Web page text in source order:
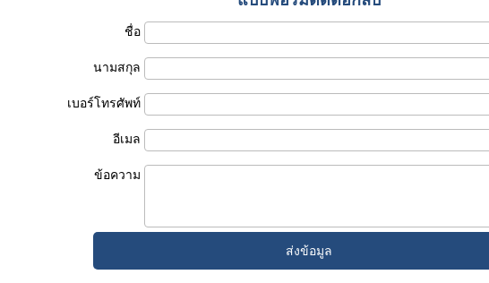
ชื่อ
นามสกุล
เบอร์โทรศัพท์
อีเมล
ข้อความ